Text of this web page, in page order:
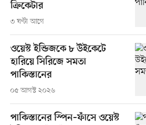
ক্রিকেটার
৩ ঘণ্টা আগে
ওয়েস্ট ইন্ডিজকে ৮ উইকেটে
হারিয়ে সিরিজে সমতা
পাকিস্তানের
০৫ আগস্ট ২০২৬
পাকিস্তানের স্পিন–ফাঁসে ওয়েস্ট